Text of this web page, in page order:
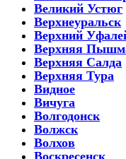
Великий Устюг
Верхнеуральск
Верхний
Верхняя
Верхняя Салда
Верхняя Тура
Видное
Вичуга
Волгодонск
Волжск
Волхов
Воскресенск